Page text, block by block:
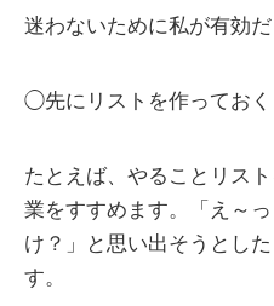
迷わないために私が有効
◯先にリストを作っておく
たとえば、やることリス
業をすすめます。「え～
け？」と思い出そうとし
す。